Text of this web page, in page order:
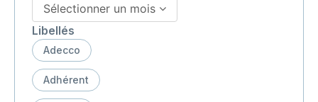
Sélectionner un mois
Libellés
Adecco
Adhérent